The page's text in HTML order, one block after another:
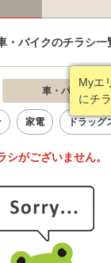
・バイクのチラシ一
Myエ
にチ
車・バイク
家電 ドラッグ
がございません。